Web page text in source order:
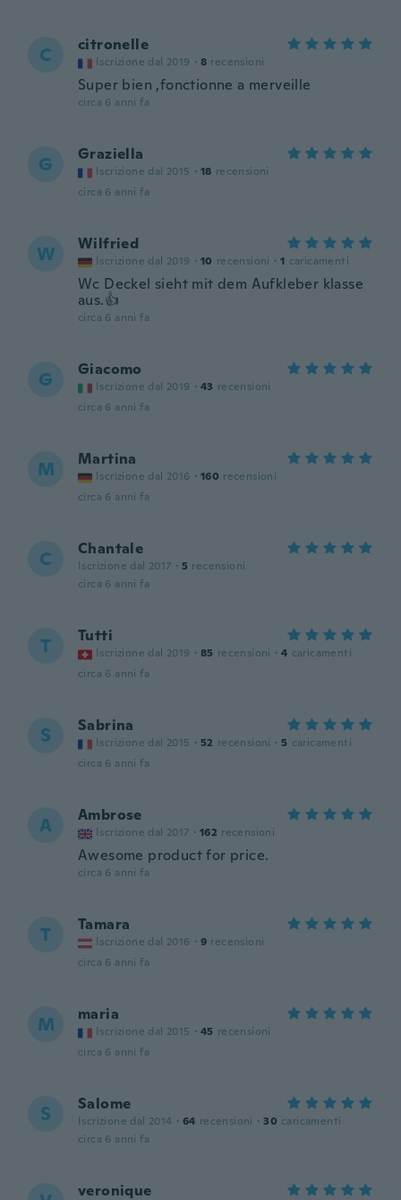
C citronelle
Iscrizione dal 2019 · 8 recensioni
Super bien ,fonctionne a merveille
circa 6 anni fa
G Graziella
Iscrizione dal 2015 · 18 recensioni
circa 6 anni fa
W Wilfried
Iscrizione dal 2019 · 10 recensioni · 1 caricamenti
Wc Deckel sieht mit dem Aufkleber klasse
aus.👍
circa 6 anni fa
G Giacomo
Iscrizione dal 2019 · 43 recensioni
circa 6 anni fa
M Martina
Iscrizione dal 2016 · 160 recensioni
circa 6 anni fa
C Chantale
Iscrizione dal 2017 · 5 recensioni
circa 6 anni fa
T Tutti
Iscrizione dal 2019 · 85 recensioni · 4 caricamenti
circa 6 anni fa
S Sabrina
Iscrizione dal 2015 · 52 recensioni · 5 caricamenti
circa 6 anni fa
A Ambrose
Iscrizione dal 2017 · 162 recensioni
Awesome product for price.
circa 6 anni fa
T Tamara
Iscrizione dal 2016 · 9 recensioni
circa 6 anni fa
M maria
Iscrizione dal 2015 · 45 recensioni
circa 6 anni fa
S Salome
Iscrizione dal 2014 · 64 recensioni · 30 caricamenti
circa 6 anni fa
veronique